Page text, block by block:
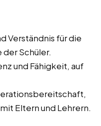
Verständnis für die
Schüler.
und Fähigkeit, auf
Eltern und Lehrern.